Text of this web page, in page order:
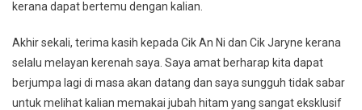
kerana dapat bertemu dengan kalian.
Akhir sekali, terima kasih kepada Cik An Ni dan Cik Jaryne kerana
selalu melayan kerenah saya. Saya amat berharap kita dapat
berjumpa lagi di masa akan datang dan saya sungguh tidak sabar
untuk melihat kalian memakai jubah hitam yang sangat eksklusif